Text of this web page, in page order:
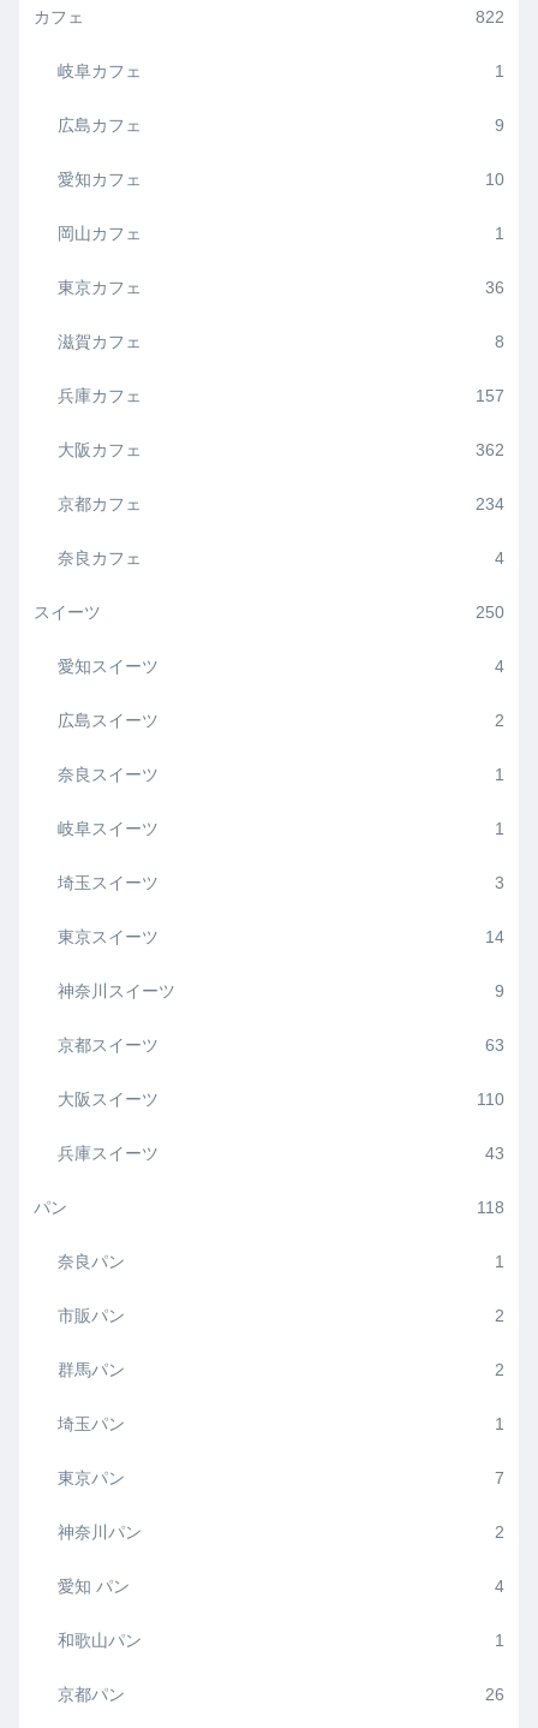
カフェ 822
岐阜カフェ 1
広島カフェ 9
愛知カフェ 10
岡山カフェ 1
東京カフェ 36
滋賀カフェ 8
兵庫カフェ 157
大阪カフェ 362
京都カフェ 234
奈良カフェ 4
スイーツ 250
愛知スイーツ 4
広島スイーツ 2
奈良スイーツ 1
岐阜スイーツ 1
埼玉スイーツ 3
東京スイーツ 14
神奈川スイーツ 9
京都スイーツ 63
大阪スイーツ 110
兵庫スイーツ 43
パン 118
奈良パン 1
市販パン 2
群馬パン 2
埼玉パン 1
東京パン 7
神奈川パン 2
愛知 パン 4
和歌山パン 1
京都パン 26